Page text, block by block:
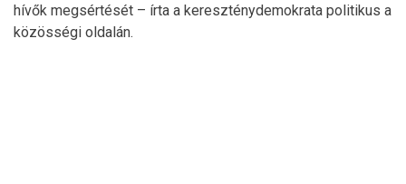
hívők megsértését – írta a kereszténydemokrata politikus a
közösségi oldalán.